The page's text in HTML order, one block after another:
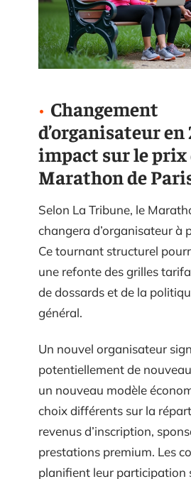
Changement
d’organisateur en
impact sur le prix
Marathon de
Selon La Tribune, le
changera d’organisateur à
Ce tournant structurel
une refonte des grilles
de dossards et de la
général.
Un nouvel organisateur
potentiellement de
un nouveau modèle
choix différents sur la
revenus d’inscription,
prestations premium. Les
planifient leur participation